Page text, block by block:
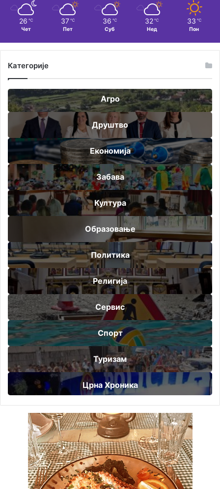
26 ℃
Чет
37 ℃
Пет
36 ℃
Суб
32 ℃
Нед
33 ℃
Пон
Категорије
Агро
Друштво
Економија
Забава
Култура
Образовање
Политика
Религија
Сервис
Спорт
Туризам
Црна Хроника